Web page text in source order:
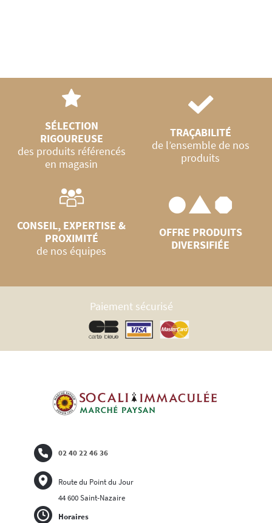
SÉLECTION
RIGOUREUSE
des produits référencés
en magasin
TRAÇABILITÉ
de l’ensemble de nos
produits
CONSEIL, EXPERTISE &
PROXIMITÉ
de nos équipes
OFFRE PRODUITS
DIVERSIFIÉE
Paiement sécurisé
Horaires
02 40 22 46 36
Route du Point du Jour
44 600 Saint-Nazaire